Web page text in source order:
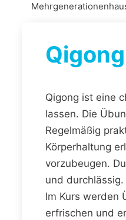
Qigong ist eine
lassen. Die
Regelmäßig
Körperhaltung
vorzubeugen.
und
Im Kurs werden
erfrischen und